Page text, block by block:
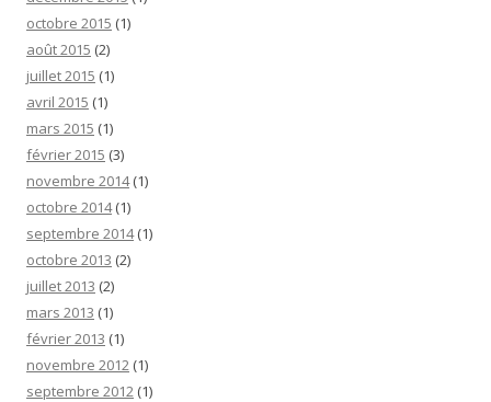
octobre 2015 (1)
août 2015 (2)
juillet 2015 (1)
avril 2015 (1)
mars 2015 (1)
février 2015 (3)
novembre 2014(1)
octobre 2014(1)
septembre 2014(1)
octobre 2013 (2)
juillet 2013 (2)
mars 2013 (1)
février 2013 (1)
novembre 2012 (1)
septembre 2012 (1)